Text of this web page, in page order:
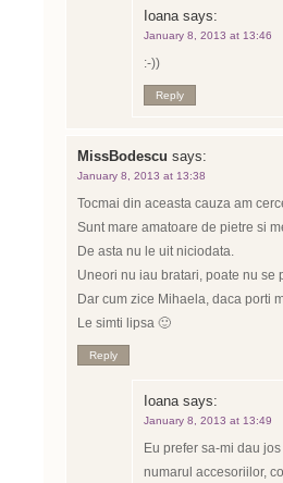
Ioana says:
January 8, 2013 at 13:46
:-))
Reply
MissBodescu says:
January 8, 2013 at 13:38
Tocmai din aceasta cauza am
Sunt mare amatoare de pietre si
De asta nu le uit niciodata.
Uneori nu iau bratari, poate nu se
Dar cum zice Mihaela, daca porti
Le simti lipsa 🙂
Reply
Ioana says:
January 8, 2013 at 13:49
Eu prefer sa-mi dau
numarul accesoriilor,